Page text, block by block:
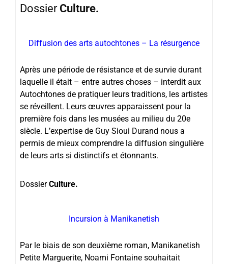
Dossier Culture.
Diffusion des arts autochtones – La résurgence
Après une période de résistance et de survie durant
laquelle il était – entre autres choses – interdit aux
Autochtones de pratiquer leurs traditions, les artistes
se réveillent. Leurs œuvres apparaissent pour la
première fois dans les musées au milieu du 20e
siècle. L’expertise de Guy Sioui Durand nous a
permis de mieux comprendre la diffusion singulière
de leurs arts si distinctifs et étonnants.
DossierCulture.
Incursion à Manikanetish
Par le biais de son deuxième roman, Manikanetish
Petite Marguerite, Noami Fontaine souhaitait